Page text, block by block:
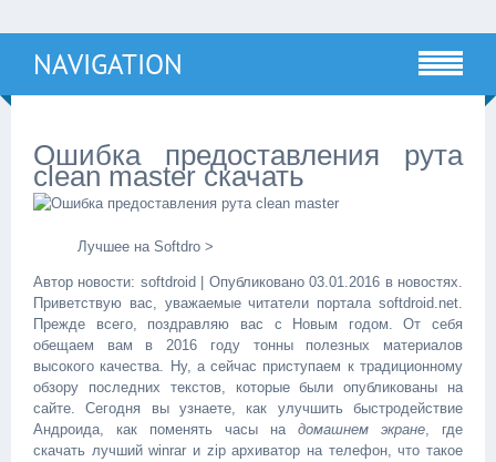
NAVIGATION
Ошибка предоставления рута
clean master скачать
Лучшее на Softdro >
Автор новости: softdroid | Опубликовано 03.01.2016 в новостях.
Приветствую вас, уважаемые читатели портала softdroid.net.
Прежде всего, поздравляю вас с Новым годом. От себя
обещаем вам в 2016 году тонны полезных материалов
высокого качества. Ну, а сейчас приступаем к традиционному
обзору последних текстов, которые были опубликованы на
сайте. Сегодня вы узнаете, как улучшить быстродействие
Андроида, как поменять часы на домашнем экране, где
скачать лучший winrar и zip архиватор на телефон, что такое